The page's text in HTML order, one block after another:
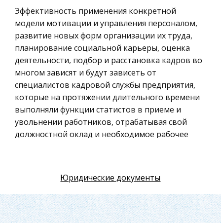
Искусство
Физкультура и Спорт, Здоровье
Гражданская оборона
Геология
Религия
Уголовный процесс
Таможенное право
Международное частное право
Архитектура
Материаловедение
Экскурсии и туризм
Эффективность применения конкретной
модели мотивации и управления персоналом,
развитие новых форм организации их труда,
планирование социальной карьеры, оценка
деятельности, подбор и расстановка кадров во
многом зависят и будут зависеть от
специалистов кадровой службы предприятия,
которые на протяжении длительного времени
выполняли функции статистов в приеме и
увольнении работников, отрабатывая свой
должностной оклад и необходимое рабочее
деятельности большое количество
мотивационных моделей, авторы которых
хорошо известны специалистам, исследующих
данную проблему (А.Маслоу, Ф.Герцберг,
Юридические документы